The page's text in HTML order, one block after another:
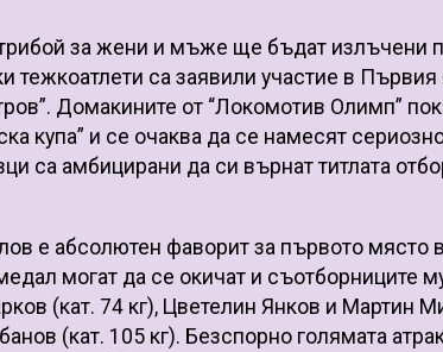
за жени и мъже ще бъдат излъчени
тежкоатлети са заявили участие в
Домакините от “Локомотив Олимп”
купа” и се очаква да се намесят
са амбицирани да си върнат титлата
е абсолютен фаворит за първото място
могат да се окичат и
(кат. 74 кг), Цветелин Янков и Мартин
(кат. 105 кг). Безспорно голямата